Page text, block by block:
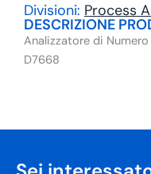
Divisioni: Process
DESCRIZIONE
Analizzatore di
D7668